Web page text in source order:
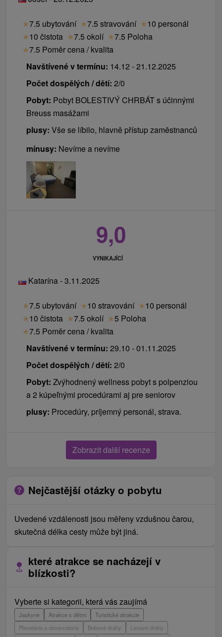
★7.5 ubytování ★7.5 stravování ★10 personál
★10 čistota ★7.5 okolí ★7.5 Poloha
★7.5 Poměr cena / kvalita
Navštívené v termínu: 14.12 - 21.12.2025
Počet dospělých / dětí: 2/0
Pobyt: Pobyt BOLESTIVÝ CHRBÁT s účinnými
Breuss masážami
plusy: Vše se líbilo, hlavně přístup zaměstnanců
mínusy: Nevíme a nevíme
9,0
VYNIKAJÍCÍ
Katarína - 3.11.2025
★7.5 ubytování ★10 stravování ★10 personál
★10 čistota ★7.5 okolí ★5 Poloha
★7.5 Poměr cena / kvalita
Navštívené v termínu: 29.10 - 01.11.2025
Počet dospělých / dětí: 2/0
Pobyt: Zvýhodnený wellness pobyt s polpenziou
a 2 kúpeľnými procedúrami aj pre seniorov
plusy: Procedúry, príjemný personál, strava.
Zobrazit další recenze
Nejčastější otázky o pobytu
Uvedené vzdálenosti jsou měřeny vzdušnou čarou,
skutečná délka cesty může být jiná.
které atrakce se nacházejí v
blízkosti?
Vyberte si kategorii, která vás zaujímá
Jaskyne Atrakce s dětmi
Turistické atrakcie
Planetária a observatória
Bobové dráhy
Lanové dráhy